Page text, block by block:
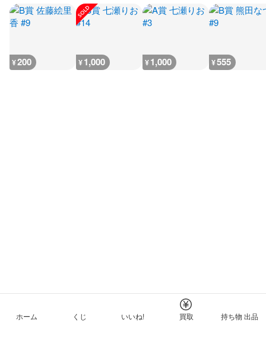
¥200 ¥1,000 ¥1,000 ¥555
ホーム くじ いいね! 買取 持ち物 出品